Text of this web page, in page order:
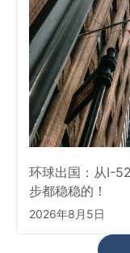
环球出国：从I-
步都稳稳的！
2026年8月5日